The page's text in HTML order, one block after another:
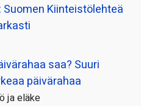
Kiinteistölehteä
saa? Suuri
päivärahaa
ja eläke